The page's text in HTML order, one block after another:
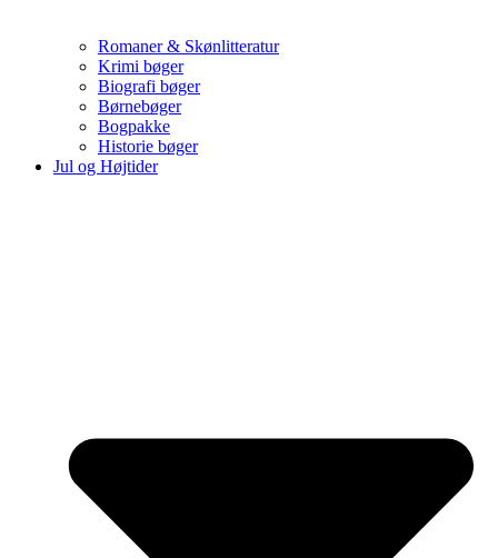
Romaner & Skønlitteratur
Krimi bøger
Biografi bøger
Børnebøger
Bogpakke
Historie bøger
Jul og Højtider